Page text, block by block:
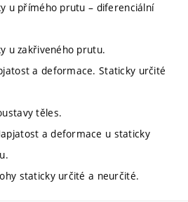
u přímého prutu – diferenciální
u zakřiveného prutu.
a deformace. Staticky určité
těles.
a deformace u staticky
staticky určité a neurčité.